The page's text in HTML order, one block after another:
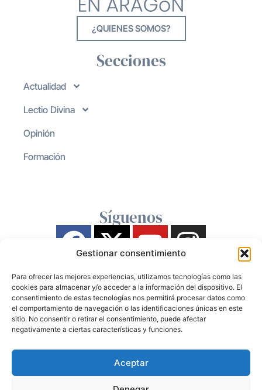
Gestionar consentimiento
Para ofrecer las mejores experiencias, utilizamos tecnologías como las
cookies para almacenar y/o acceder a la información del dispositivo. El
consentimiento de estas tecnologías nos permitirá procesar datos como
el comportamiento de navegación o las identificaciones únicas en este
sitio. No consentir o retirar el consentimiento, puede afectar
negativamente a ciertas características y funciones.
Aceptar
¿QUIENES SOMOS?
Secciones
Actualidad
Lectio Divina
Opinión
Formación
Síguenos